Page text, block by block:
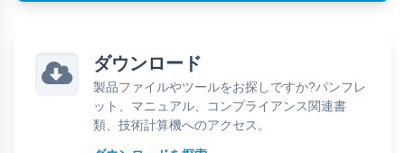
ダウンロード
製品ファイルやツールをお探しですか?パンフレ
ット、マニュアル、コンプライアンス関連書
類、技術計算機へのアクセス。